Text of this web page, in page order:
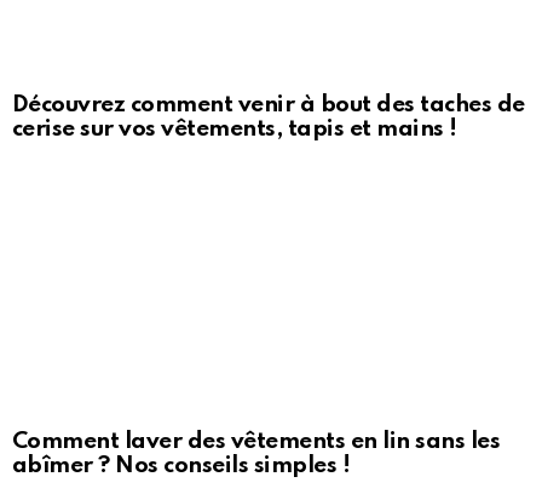
Découvrez comment venir à bout des taches de
cerise sur vos vêtements, tapis et mains !
Comment laver des vêtements en lin sans les
abîmer ? Nos conseils simples !